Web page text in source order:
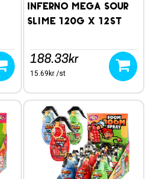
Inferno Mega Sour
Slime 120g x 12st
188.33kr
15.69kr /st